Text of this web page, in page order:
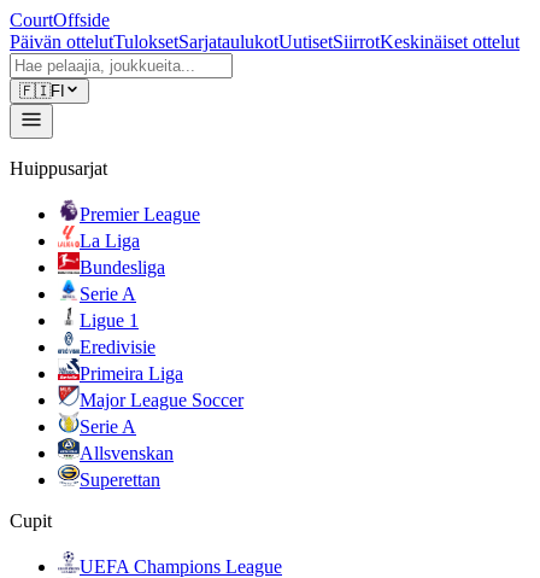
CourtOffside
Päivän ottelutTuloksetSarjataulukotUutisetSiirrotKeskinäiset ottelut
🇫🇮FI
Huippusarjat
Premier League
La Liga
Bundesliga
Serie A
Ligue 1
Eredivisie
Primeira Liga
Major League Soccer
Serie A
Allsvenskan
Superettan
Cupit
UEFA Champions League